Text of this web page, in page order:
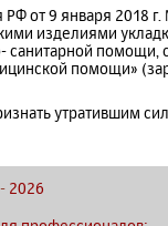
от 9 января 2018
изделиями
санитарной
помощи»
утратившим
- 2026